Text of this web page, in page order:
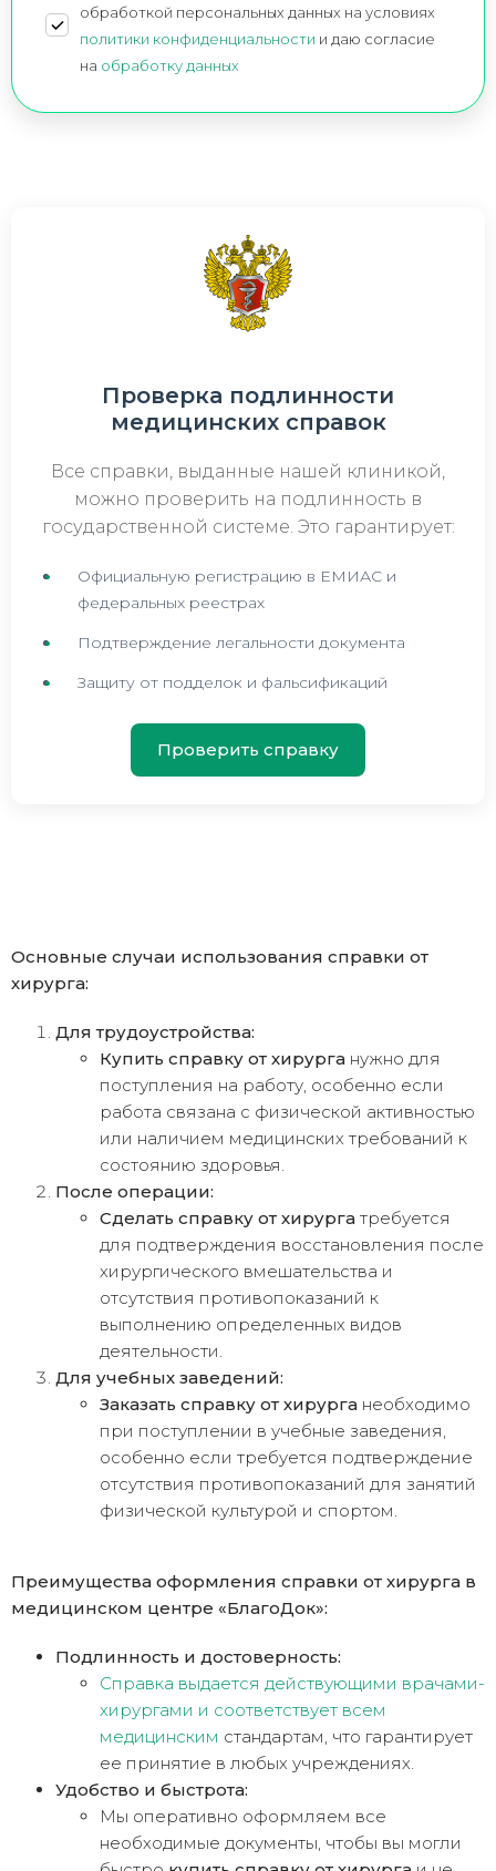
обработкой персональных данных на условиях
политики конфиденциальности и даю согласие
на обработку данных
Проверка подлинности
медицинских справок
Все справки, выданные нашей клиникой,
можно проверить на подлинность в
государственной системе. Это гарантирует:
Официальную регистрацию в ЕМИАС и
федеральных реестрах
Подтверждение легальности документа
Защиту от подделок и фальсификаций
Проверить справку
Основные случаи использования справки от
хирурга:
Для трудоустройства:
Купить справку от хирурга нужно для
поступления на работу, особенно если
работа связана с физической активностью
или наличием медицинских требований к
состоянию здоровья.
После операции:
Сделать справку от хирурга требуется
для подтверждения восстановления после
хирургического вмешательства и
отсутствия противопоказаний к
выполнению определенных видов
деятельности.
Для учебных заведений:
Заказать справку от хирурга необходимо
при поступлении в учебные заведения,
особенно если требуется подтверждение
отсутствия противопоказаний для занятий
физической культурой и спортом.
Преимущества оформления справки от хирурга в
медицинском центре «БлагоДок»:
Подлинность и достоверность:
Справка выдается действующими врачами-
хирургами и соответствует всем
медицинским стандартам, что гарантирует
ее принятие в любых учреждениях.
Удобство и быстрота:
Мы оперативно оформляем все
необходимые документы, чтобы вы могли